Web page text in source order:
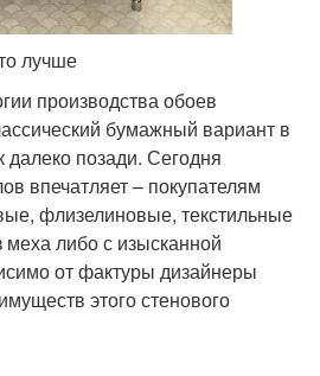
лучше
производства обоев
бумажный вариант в
далеко позади. Сегодня
впечатляет – покупателям
флизелиновые, текстильные
либо с изысканной
от фактуры дизайнеры
этого стенового